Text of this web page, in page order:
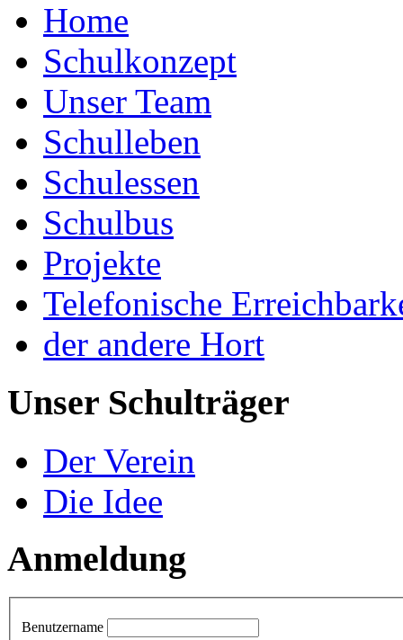
Home
Schulkonzept
Unser Team
Schulleben
Schulessen
Schulbus
Projekte
Telefonische
der andere Hort
Unser Schulträger
Der Verein
Die Idee
Anmeldung
Benutzername